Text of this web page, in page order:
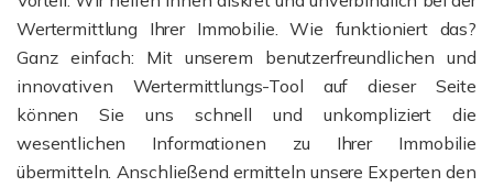
Wertermittlung Ihrer Immobilie. Wie funktioniert das?
Ganz einfach: Mit unserem benutzerfreundlichen und
innovativen Wertermittlungs-Tool auf dieser Seite
können Sie uns schnell und unkompliziert die
wesentlichen Informationen zu Ihrer Immobilie
übermitteln. Anschließend ermitteln unsere Experten den